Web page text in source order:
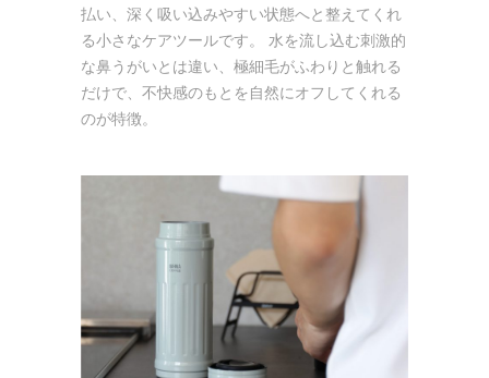
払い、深く吸い込みやすい状態へと整えてくれ
る小さなケアツールです。 水を流し込む刺激的
な鼻うがいとは違い、極細毛がふわりと触れる
だけで、不快感のもとを自然にオフしてくれる
のが特徴。